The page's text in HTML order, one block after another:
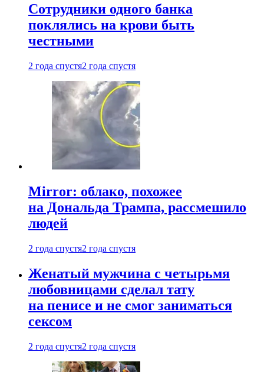
Сотрудники одного банка
поклялись на крови быть
честными
2 года спустя2 года спустя
Mirror: облако, похожее
на Дональда Трампа, рассмешило
людей
2 года спустя2 года спустя
Женатый мужчина с четырьмя
любовницами сделал тату
на пенисе и не смог заниматься
сексом
2 года спустя2 года спустя